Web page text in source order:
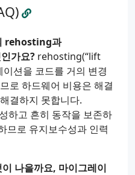
rehosting과
가요? rehosting(“lift
션을 코드를 거의 변경
로 하드웨어 비용은 해결
결하지 못합니다.
하고 흔히 동작을 보존하
므로 유지보수성과 인력
나을까요, 마이그레이